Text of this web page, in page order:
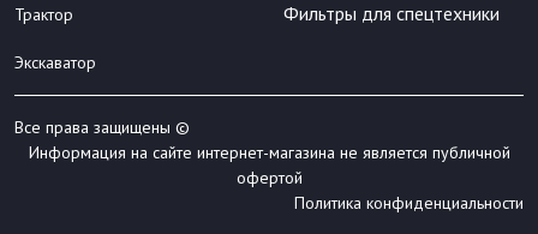
Трактор
Экскаватор
Фильтры для спецтехники
Все права защищены ©
Информация на сайте интернет-магазина не является публичной
офертой
Политика конфиденциальности